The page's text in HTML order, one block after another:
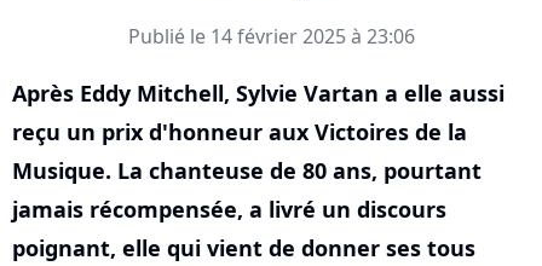
Publié le 14 février 2025 à 23:06
Après Eddy Mitchell, Sylvie Vartan a elle aussi
reçu un prix d'honneur aux Victoires de la
Musique. La chanteuse de 80 ans, pourtant
jamais récompensée, a livré un discours
poignant, elle qui vient de donner ses tous